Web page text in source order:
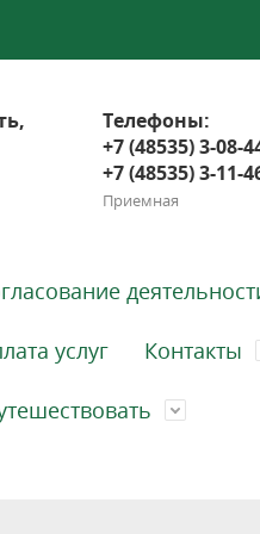
Телефоны:
+7 (48535) 3-08-
+7 (48535) 3-11-
Приемная
услуг Контакты